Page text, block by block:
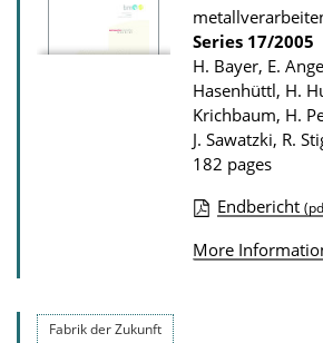
o
w
n
l
o
a
d
Series 17/2005
H. Bayer, E.
Hasenhüttl, H.
Krichbaum, H.
J. Sawatzki, R.
182 pages
u
Endbericht
More
Fabrik der Zukunft